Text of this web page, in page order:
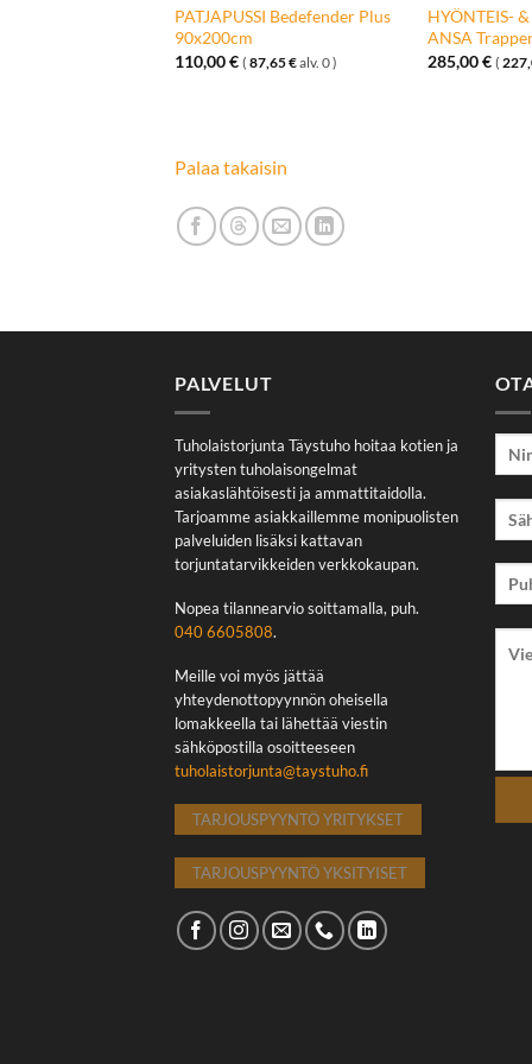
PATJAPUSSI Bedefender Plus
90x200cm
110,00€ ( 87,65€alv. 0 )
HYÖNTEIS-
ANSA
285,00€ (
Palaa takaisin
PALVELUT
Tuholaistorjunta Täystuho hoitaa kotien ja
yritysten tuholaisongelmat
asiakaslähtöisesti ja ammattitaidolla.
Tarjoamme asiakkaillemme monipuolisten
palveluiden lisäksi kattavan
torjuntatarvikkeiden verkkokaupan.
Nopea tilannearvio soittamalla, puh.
040 6605808.
Meille voi myös jättää
yhteydenottopyynnön oheisella
lomakkeella tai lähettää viestin
sähköpostilla osoitteeseen
tuholaistorjunta@taystuho.fi
TARJOUSPYYNTÖ YRITYKSET
TARJOUSPYYNTÖ YKSITYISET